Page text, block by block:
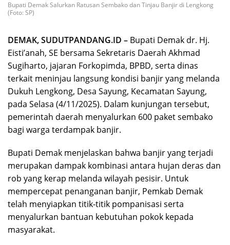
Bupati Demak Salurkan Ratusan Sembako dan Tinjau Banjir di Lengkong
(Foto: SP)
DEMAK, SUDUTPANDANG.ID – Bupati Demak dr. Hj.
Eisti’anah, SE bersama Sekretaris Daerah Akhmad
Sugiharto, jajaran Forkopimda, BPBD, serta dinas
terkait meninjau langsung kondisi banjir yang melanda
Dukuh Lengkong, Desa Sayung, Kecamatan Sayung,
pada Selasa (4/11/2025). Dalam kunjungan tersebut,
pemerintah daerah menyalurkan 600 paket sembako
bagi warga terdampak banjir.
Bupati Demak menjelaskan bahwa banjir yang terjadi
merupakan dampak kombinasi antara hujan deras dan
rob yang kerap melanda wilayah pesisir. Untuk
mempercepat penanganan banjir, Pemkab Demak
telah menyiapkan titik-titik pompanisasi serta
menyalurkan bantuan kebutuhan pokok kepada
masyarakat.